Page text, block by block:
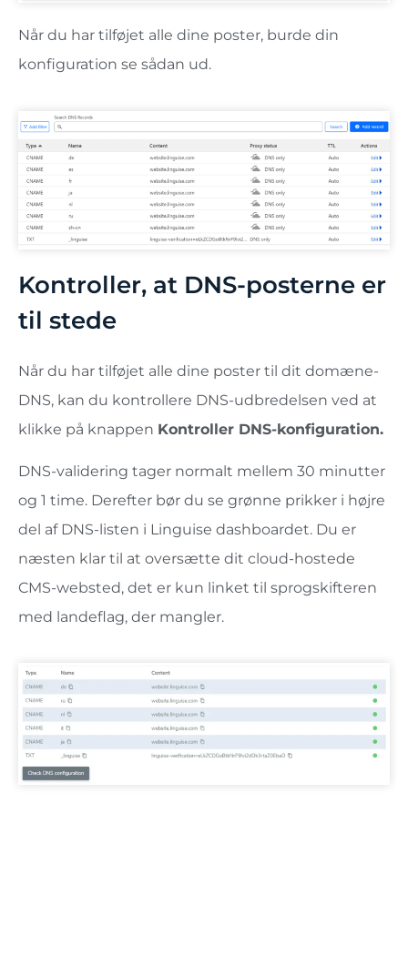
Når du har tilføjet alle dine poster, burde din
konfiguration se sådan ud.
Kontroller, at DNS-posterne er
til stede
Når du har tilføjet alle dine poster til dit domæne-
DNS, kan du kontrollere DNS-udbredelsen ved at
klikke på knappen Kontroller DNS-konfiguration.
DNS-validering tager normalt mellem 30 minutter
og 1 time. Derefter bør du se grønne prikker i højre
del af DNS-listen i Linguise dashboardet. Du er
næsten klar til at oversætte dit cloud-hostede
CMS-websted, det er kun linket til sprogskifteren
med landeflag, der mangler.